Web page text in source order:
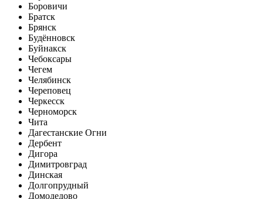
Боровичи
Братск
Брянск
Будённовск
Буйнакск
Чебоксары
Чегем
Челябинск
Череповец
Черкесск
Черноморск
Чита
Дагестанские Огни
Дербент
Дигора
Димитровград
Динская
Долгопрудный
Домодедово